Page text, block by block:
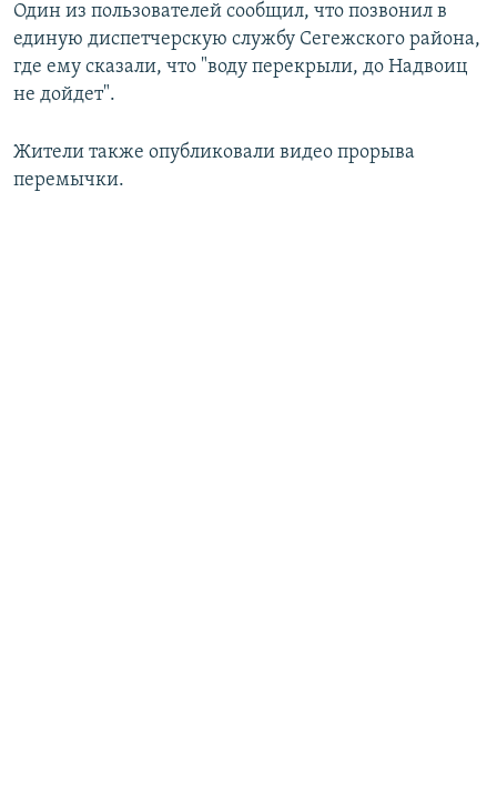
Один из пользователей сообщил, что позвонил в
единую диспетчерскую службу Сегежского района,
где ему сказали, что "воду перекрыли, до Надвоиц
не дойдет".
Жители также опубликовали видео прорыва
перемычки.